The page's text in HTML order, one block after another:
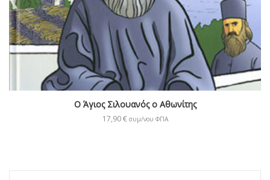
Ο Άγιος Σιλουανός ο Αθωνίτης
17,90€ συμ/νου ΦΠΑ